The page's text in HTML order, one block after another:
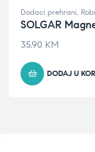
Dodaci prehrani,
SOLGAR
35.90 KM
DODAJ U